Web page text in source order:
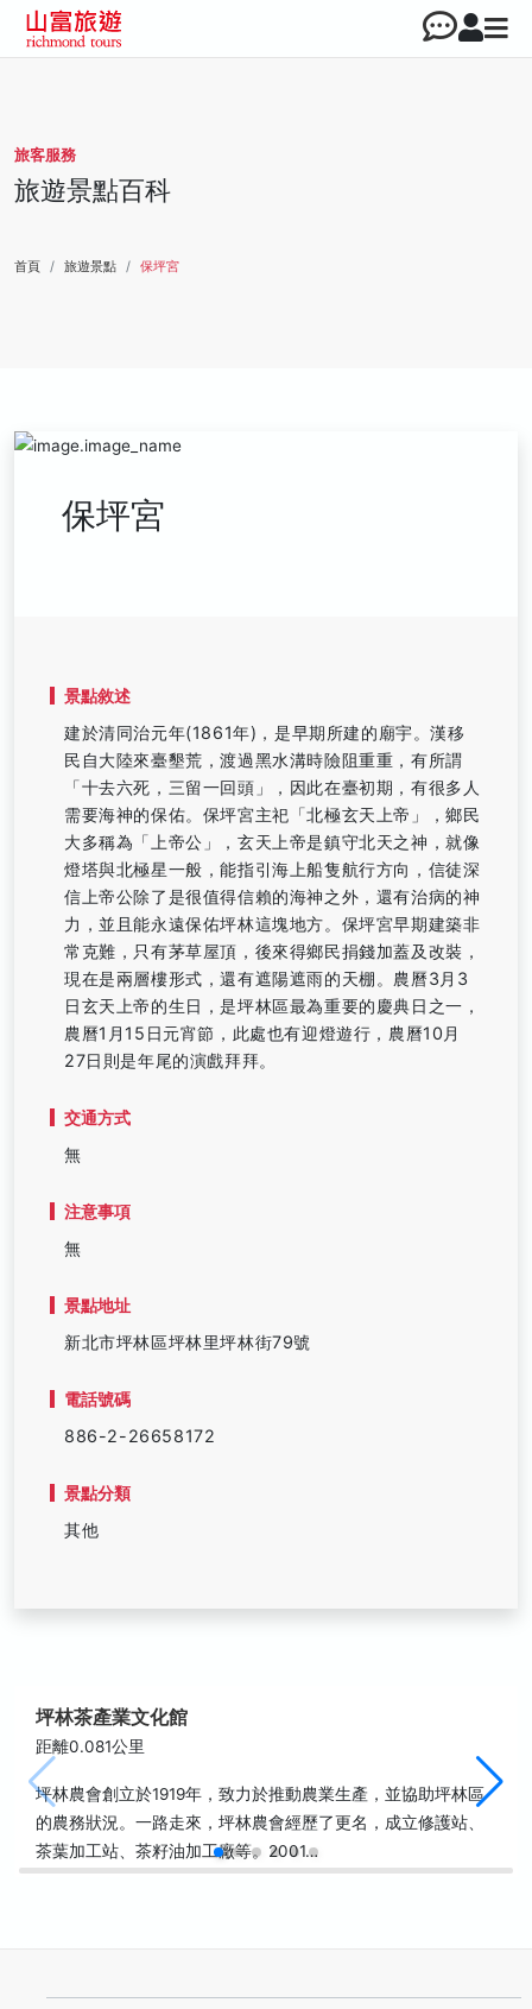
旅客服務
旅遊景點百科
首頁 旅遊景點 保坪宮
保坪宮
景點敘述
建於清同治元年(1861年)，是早期所建的廟宇。漢移
民自大陸來臺墾荒，渡過黑水溝時險阻重重，有所謂
「十去六死，三留一回頭」，因此在臺初期，有很多人
需要海神的保佑。保坪宮主祀「北極玄天上帝」，鄉民
大多稱為「上帝公」，玄天上帝是鎮守北天之神，就像
燈塔與北極星一般，能指引海上船隻航行方向，信徒深
信上帝公除了是很值得信賴的海神之外，還有治病的神
力，並且能永遠保佑坪林這塊地方。保坪宮早期建築非
常克難，只有茅草屋頂，後來得鄉民捐錢加蓋及改裝，
現在是兩層樓形式，還有遮陽遮雨的天棚。農曆3月3
日玄天上帝的生日，是坪林區最為重要的慶典日之一，
農曆1月15日元宵節，此處也有迎燈遊行，農曆10月
27日則是年尾的演戲拜拜。
交通方式
無
注意事項
無
景點地址
新北市坪林區坪林里坪林街79號
電話號碼
886-2-26658172
景點分類
其他
坪林茶產業文化館
距離0.081公里
坪林農會創立於1919年，致力於推動農業生產，並協助坪林區
的農務狀況。一路走來，坪林農會經歷了更名，成立修護站、
茶葉加工站、茶籽油加工廠等。2001…